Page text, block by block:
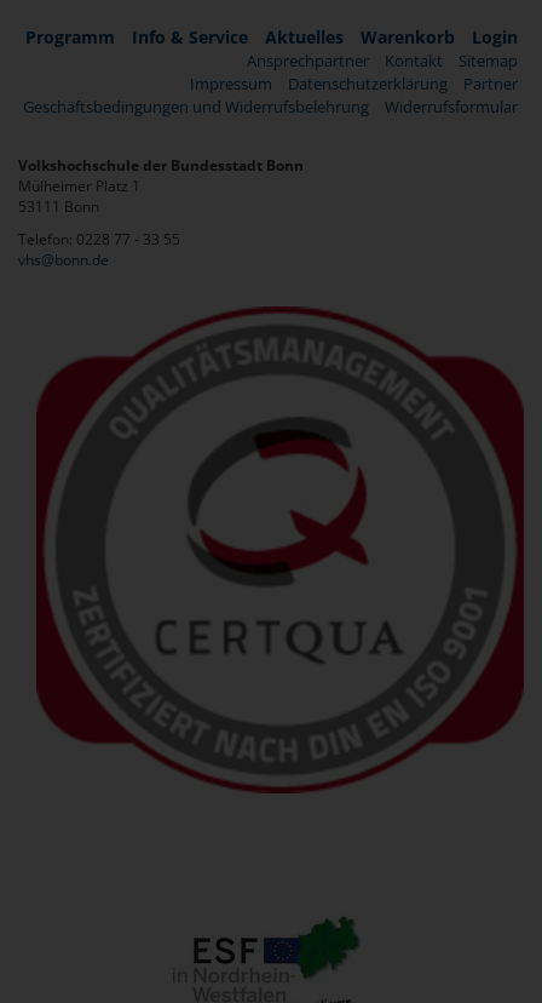
Programm Info & Service Aktuelles Warenkorb Login
Ansprechpartner Kontakt
Sitemap
Impressum
Datenschutzerklärung
Partner
Geschäftsbedingungen und Widerrufsbelehrung
Widerrufsformular
Volkshochschule der Bundesstadt Bonn
Mülheimer Platz 1
53111 Bonn
Telefon: 0228 77 - 33 55
vhs@bonn.de